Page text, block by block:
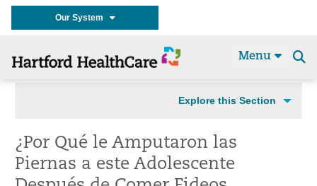
Our System
Menu
Explore this Section
¿Por Qué le Amputaron las
Piernas a este Adolescente